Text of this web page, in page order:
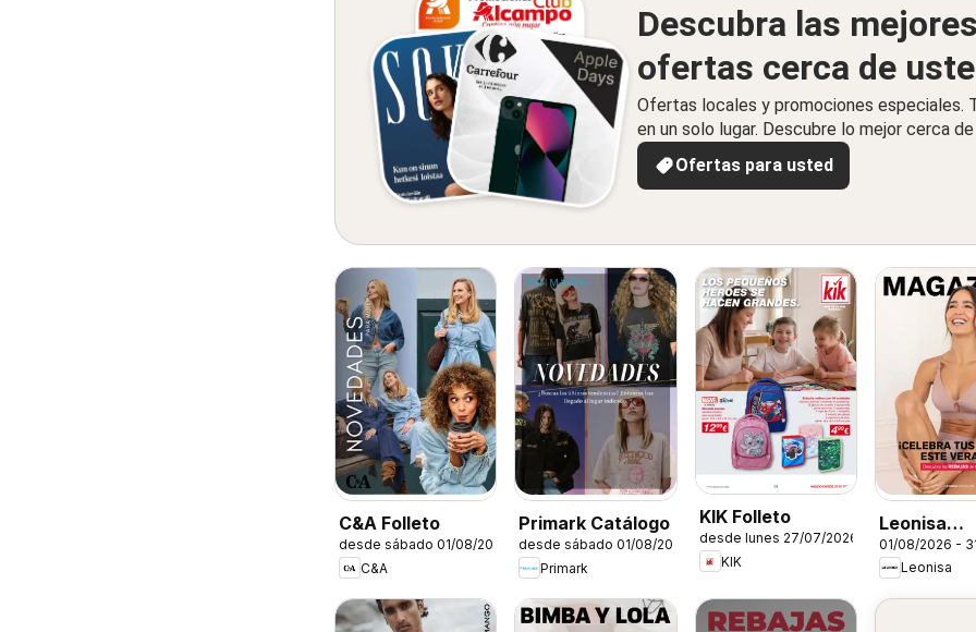
Descubra las mejores
ofertas cerca de
Ofertas locales y promociones especiales.
en un solo lugar. Descubre lo mejor cerca
Ofertas para usted
C&A Folleto
desde sábado 01/08/2026
C&A
Primark Catálogo
desde sábado 01/08/2026
Primark
KIK Folleto
desde lunes 27/07/2026
KIK
Leonisa
Magazine
01/08/2026 -
Leonisa